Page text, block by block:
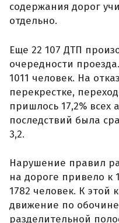
содержания дорог
отдельно.
Еще 22 107 ДТП
очередности
1011 человек. На
перекрестке,
пришлось 17,2% всех
последствий была
3,2.
Нарушение правил
на дороге привело к
1782 человек. К этой
движение по
разделительной